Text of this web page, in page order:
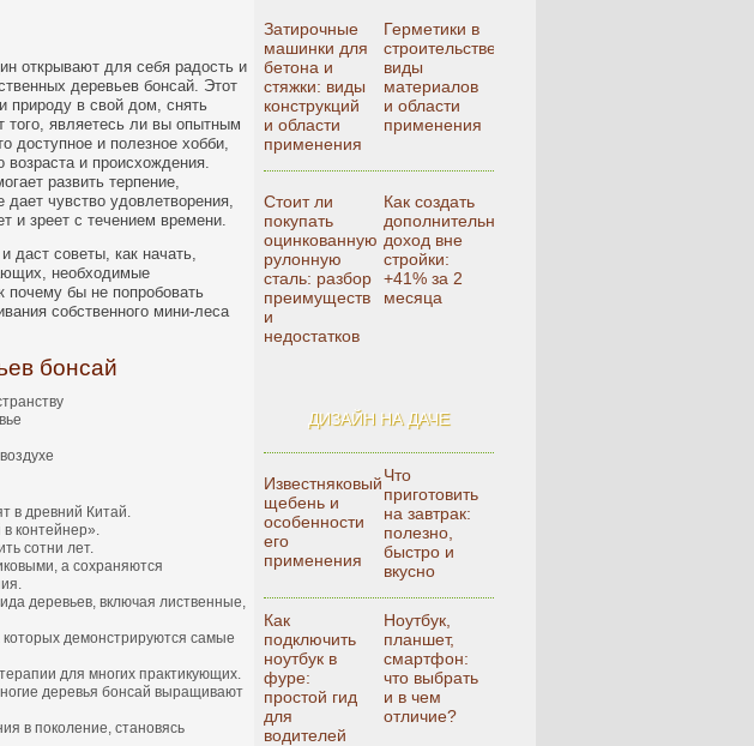
Затирочные
машинки для
бетона и
стяжки: виды
конструкций
и области
применения
Герметики в
строительстве:
виды
материалов
и области
применения
Стоит ли
покупать
оцинкованную
рулонную
сталь: разбор
преимуществ
и
недостатков
Как создать
дополнительный
доход вне
стройки:
+41% за 2
месяца
ДИЗАЙН НА ДАЧЕ
Известняковый
щебень и
особенности
его
применения
Что
приготовить
на завтрак:
полезно,
быстро и
вкусно
Как
подключить
ноутбук в
фуре:
простой гид
для
водителей
Ноутбук,
планшет,
смартфон:
что выбрать
и в чем
отличие?
открывают для себя радость и
деревьев бонсай. Этот
природу в свой дом, снять
того, являетесь ли вы опытным
доступное и полезное хобби,
и происхождения.
развить терпение,
дает чувство удовлетворения,
и зреет с течением времени.
даст советы, как начать,
необходимые
почему бы не попробовать
собственного мини-леса
бонсай
в древний Китай.
контейнер».
сотни лет.
а сохраняются
деревьев, включая лиственные,
демонстрируются самые
для многих практикующих.
деревья бонсай выращивают
в поколение, становясь